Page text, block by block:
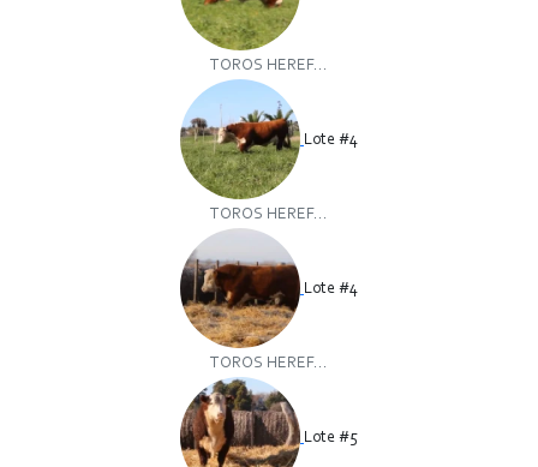
TOROS HEREF...
Lote #4
TOROS HEREF...
Lote #4
TOROS HEREF...
Lote #5